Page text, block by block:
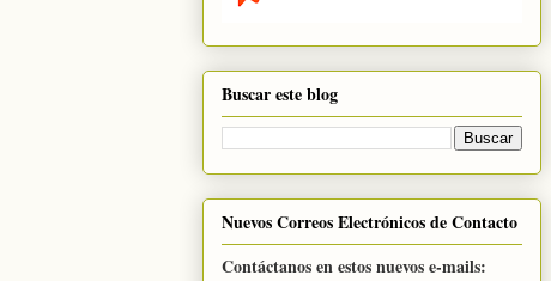
Buscar este blog
Nuevos Correos Electrónicos de Contacto
Contáctanos en estos nuevos e-mails: